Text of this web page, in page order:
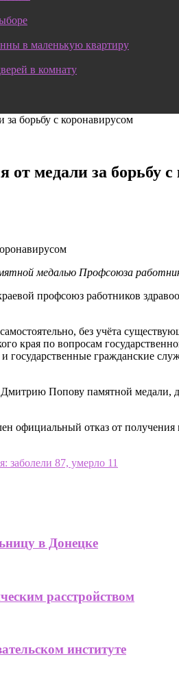
в маленькую квартиру
в комнату
за борьбу с коронавирусом
от медали за борьбу
медалью Профсоюза
профсоюз работников
без учёта
края по вопросам
государственные гражданские
Попову памятной медали,
официальный отказ от
заболели 87, умерло 11
в Донецке
расстройством
институте